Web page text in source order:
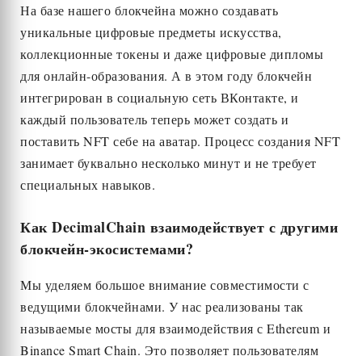
На базе нашего блокчейна можно создавать
уникальные цифровые предметы искусства,
коллекционные токены и даже цифровые дипломы
для онлайн-образования. А в этом году блокчейн
интегрирован в социальную сеть ВКонтакте, и
каждый пользователь теперь может создать и
поставить NFT себе на аватар. Процесс создания NFT
занимает буквально несколько минут и не требует
специальных навыков.
Как DecimalChain взаимодействует с другими
блокчейн-экосистемами?
Мы уделяем большое внимание совместимости с
ведущими блокчейнами. У нас реализованы так
называемые мосты для взаимодействия с Ethereum и
Binance Smart Chain. Это позволяет пользователям